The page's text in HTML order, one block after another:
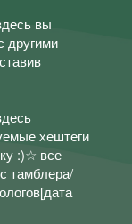
вы
другими
хештеги
:)☆ все
тамблера/